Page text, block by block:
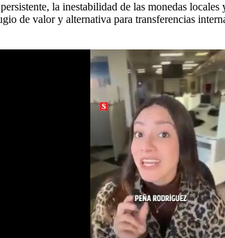
la inestabilidad de las monedas
de valor y alternativa para transferencias